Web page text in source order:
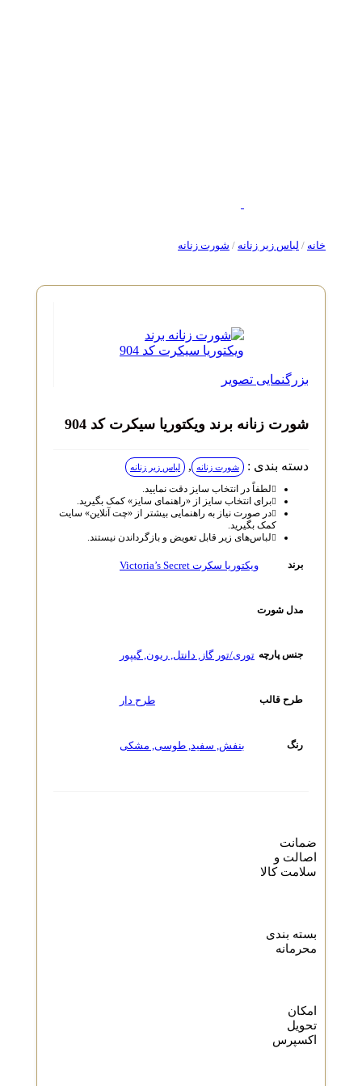
لباس زیر زنانه / شورت زنانه
بزرگنمایی تصویر
شورت زنانه برند ویکتوریا سیکرت کد 904
دسته بندی : شورت زنانه , لباس زیر زنانه
لطفاً در انتخاب سایز دقت نمایید.
برای انتخاب سایز از «راهنمای سایز» کمک بگیرید.
در صورت نیاز به راهنمایی بیشتر از «چت آنلاین» سایت
کمک بگیرید.
لباس‌های زیر قابل تعویض و بازگرداندن نیستند.
ویکتوریا سکرت Victoria’s Secret
مدل شورت
جنس پارچه توری/تور گاز,دانتل ,ریون ,گیپور
طرح قالب طرح دار
,سفید ,طوسی,مشکی
ضمانت
اصالت و
سلامت کالا
بسته بندی
محرمانه
تحویل
اکسپرس